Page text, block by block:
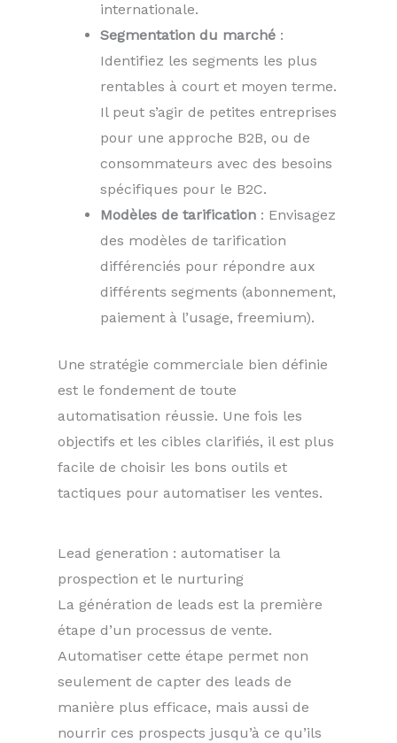
internationale.
Segmentation du marché :
Identifiez les segments les plus
rentables à court et moyen terme.
Il peut s’agir de petites entreprises
pour une approche B2B, ou de
consommateurs avec des besoins
spécifiques pour le B2C.
Modèles de tarification : Envisagez
des modèles de tarification
différenciés pour répondre aux
différents segments (abonnement,
paiement à l’usage, freemium).
Une stratégie commerciale bien définie
est le fondement de toute
automatisation réussie. Une fois les
objectifs et les cibles clarifiés, il est plus
facile de choisir les bons outils et
tactiques pour automatiser les ventes.
Lead generation : automatiser la
prospection et le nurturing
La génération de leads est la première
étape d’un processus de vente.
Automatiser cette étape permet non
seulement de capter des leads de
manière plus efficace, mais aussi de
nourrir ces prospects jusqu’à ce qu’ils